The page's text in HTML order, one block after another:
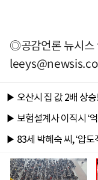
◎공감언론 뉴시스